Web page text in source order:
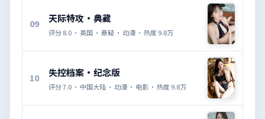
09 天际特攻·典藏
评分8.0 · 英国 · 悬疑 · 动漫 · 热度9.8万
10 失控档案·纪念版
评分7.0 · 中国大陆 · 动漫 · 电影 · 热度9.8万